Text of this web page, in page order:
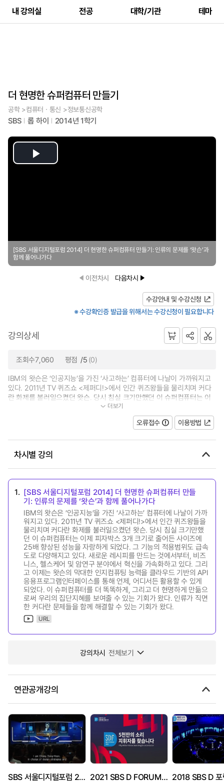
내 강의실 전공 대학/기관 테마
더 현명한 슈퍼컴퓨터 만들기
공학 >컴퓨터ㆍ통신 >정보통신공학
SBS 롭 하이 2014년 1학기
Play
[SBS 서울디지털포럼 2014] 더 현명한 슈퍼컴퓨터 만들기: 인류의 문제를 ‘왓슨’과
함께 풀어나가다
이전차시 다음차시
수강안내 및 수강신청
※ 수강확인증 발급을 위해서는 수강신청이 필요합니다
강의상세
조회수7,060 평점 /5 (0)
IBM의 왓슨은 ‘인공지능’을 가진 ‘사고하는’ 컴퓨터에 나날이 가까워지고
있다. 2011년 TV 퀴즈쇼 <제퍼디!>에서 인간 퀴즈왕들을 물리치며 커다
란 화제를 불러일으켰던 왓슨. 당시 침실 크기만했던 이 슈퍼컴퓨터는 이
제 피자박스 3개 크기로 줄어든 사...더보기
오류접수 이용방법
차시별 강의
1. [SBS 서울디지털포럼 2014] 더 현명한 슈퍼컴퓨터 만들
기: 인류의 문제를 ‘왓슨’과 함께 풀어나가다
IBM의 왓슨은 ‘인공지능’을 가진 ‘사고하는’ 컴퓨터에 나날이 가까
워지고 있다. 2011년 TV 퀴즈쇼 <제퍼디!>에서 인간 퀴즈왕들을
물리치며 커다란 화제를 불러일으켰던 왓슨. 당시 침실 크기만했
던 이 슈퍼컴퓨터는 이제 피자박스 3개 크기로 줄어든 사이즈에
25배 향상된 성능을 자랑하게 되었다. 그 기능의 적용범위도 급속
도로 다양해지고 있다. 새로운 레시피를 만드는 것에서부터, 비즈
니스, 헬스케어 및 암연구 분야에서 혁신을 가속화하고 있다. 그리
고 이제는 왓슨의 막대한 인지컴퓨팅 능력을 클라우드 기반의 API
응용프로그램인터페이스를 통해 언제, 어디서든 활용할 수 있게
되었다. 이 슈퍼컴퓨터를 더 똑똑하게, 그리고 더 현명하게 만듦으
로써 우리의 집단지혜를 보여줄 수 있는 기회가 왔다. 인류가 직면
한 커다란 문제들을 함께 해결할 수 있는 기회가 왔다.
URL
강의차시 전체보기
연관공개강의
SBS 서울디지털포럼 2013 2021 SBS D FORUM 5천만의 소리 지휘자를 찾습니다